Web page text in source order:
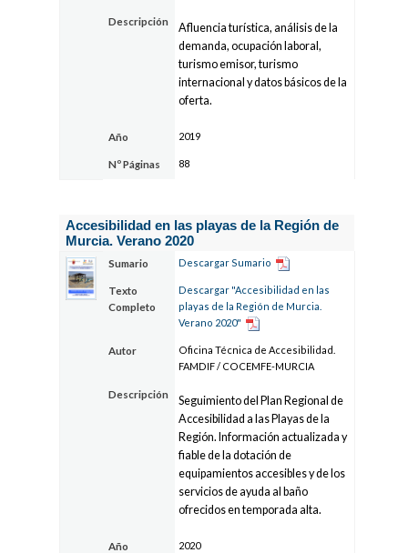
Descripción
Afluencia turística, análisis de la
demanda, ocupación laboral,
turismo emisor, turismo
internacional y datos básicos de la
oferta.
Año 2019
Nº Páginas 88
Accesibilidad en las playas de la Región de
Murcia. Verano 2020
Sumario Descargar Sumario
Texto
Completo
Descargar "Accesibilidad en las
playas de la Región de Murcia.
Verano 2020"
Autor
Oficina Técnica de Accesibilidad.
FAMDIF / COCEMFE-MURCIA
Descripción
Seguimiento del Plan Regional de
Accesibilidad a las Playas de la
Región. Información actualizada y
fiable de la dotación de
equipamientos accesibles y de los
servicios de ayuda al baño
ofrecidos en temporada alta.
Año 2020